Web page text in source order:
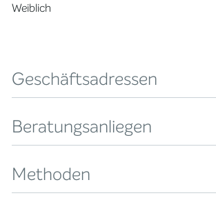
Weiblich
Geschäftsadressen
Beratungsanliegen
Methoden